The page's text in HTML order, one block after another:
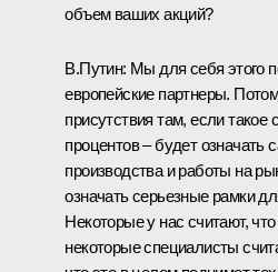
объем ваших акций?
В.Путин: Мы для себя этого
европейские партнеры.
присутствия там, если
процентов – будет означать
производства и работы на
означать серьезные рамки
Некоторые у нас считают,
некоторые специалисты